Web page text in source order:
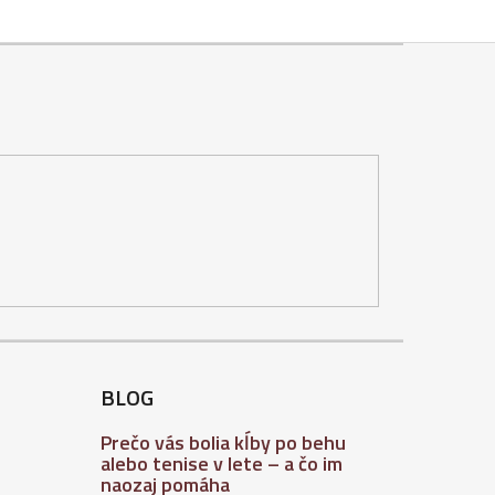
BLOG
Prečo vás bolia kĺby po behu
alebo tenise v lete – a čo im
naozaj pomáha